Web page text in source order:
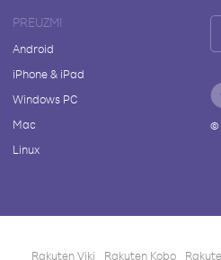
PREUZMI
Android
iPhone & iPad
Windows PC
Mac
Linux
©
Rakuten Viki Rakuten Kobo